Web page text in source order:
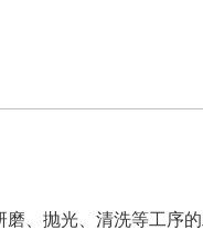
、抛光、清洗等工序